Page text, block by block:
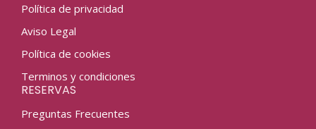
opens
in
new
opens
in
new
Política de privacidad
Aviso Legal
Política de cookies
Terminos y condiciones
RESERVAS
Preguntas Frecuentes